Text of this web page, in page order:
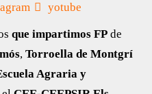
yotube
que impartimos FP de
,Torroella de Montgrí
Agraria y